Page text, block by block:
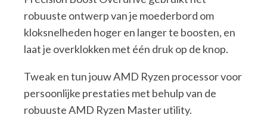
robuuste ontwerp van je moederbord om
kloksnelheden hoger en langer te boosten, en
laat je overklokken met één druk op de knop.
Tweak en tun jouw AMD Ryzen processor voor
persoonlijke prestaties met behulp van de
robuuste AMD Ryzen Master utility.